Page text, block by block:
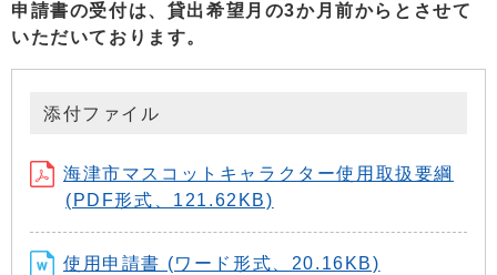
申請書の受付は、貸出希望月の3か月前からとさせて
いただいております。
添付ファイル
海津市マスコットキャラクター使用取扱要綱
(PDF形式、121.62KB)
使用申請書 (ワード形式、20.16KB)